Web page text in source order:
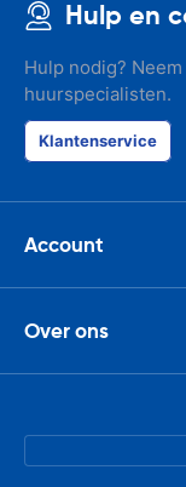
Hulp en
Hulp nodig?
huurspecialisten.
Klantenservice
Account
Over ons